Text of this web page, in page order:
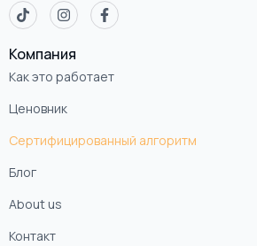
Компания
Как это работает
Ценовник
Сертифицированный алгоритм
Блог
About us
Контакт